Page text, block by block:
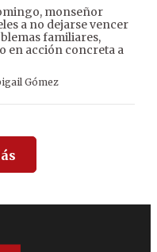
monseñor
a no dejarse vencer
familiares,
en acción concreta a
Gómez